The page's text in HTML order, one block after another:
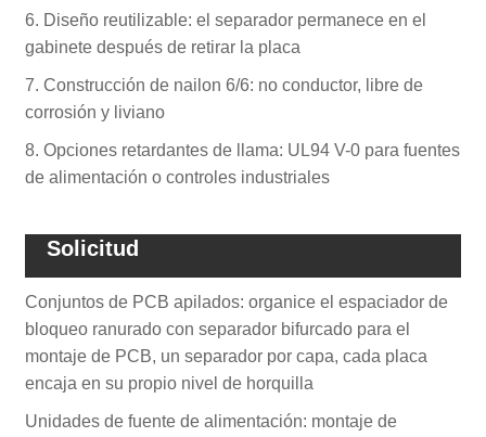
6. Diseño reutilizable: el separador permanece en el
gabinete después de retirar la placa
7. Construcción de nailon 6/6: no conductor, libre de
corrosión y liviano
8. Opciones retardantes de llama: UL94 V-0 para fuentes
de alimentación o controles industriales
Solicitud
Conjuntos de PCB apilados: organice el espaciador de
bloqueo ranurado con separador bifurcado para el
montaje de PCB, un separador por capa, cada placa
encaja en su propio nivel de horquilla
Unidades de fuente de alimentación: montaje de